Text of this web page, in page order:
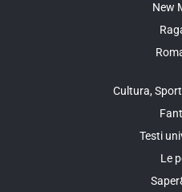
New
Cultura,
Testi
Le